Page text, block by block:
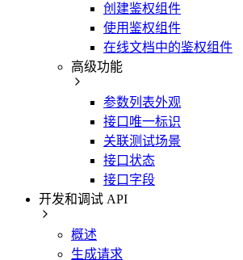
创建鉴权组件
使用鉴权组件
在线文档中的鉴权组件
高级功能
参数列表外观
接口唯一标识
关联测试场景
接口状态
接口字段
开发和调试 API
概述
生成请求